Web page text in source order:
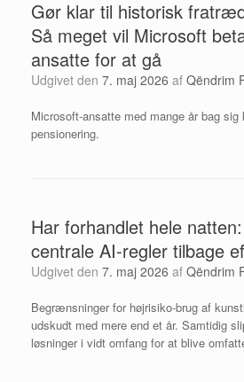
Gør klar til historisk
Så meget vil Microsoft
ansatte for at gå
Udgivet den 7. maj 2026 af Qëndrim
Microsoft-ansatte med mange år bag
pensionering.
Har forhandlet hele
centrale AI-regler tilbage
Udgivet den 7. maj 2026 af Qëndrim
Begrænsninger for højrisiko-brug af
udskudt med mere end et år. Samtidig
løsninger i vidt omfang for at blive